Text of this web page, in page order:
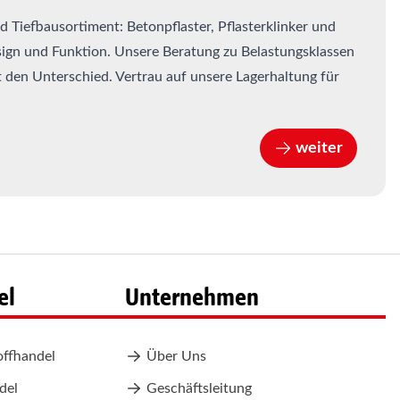
Tiefbausortiment: Betonpflaster, Pflasterklinker und
und Funktion. Unsere Beratung zu Belastungsklassen
Unterschied. Vertrau auf unsere Lagerhaltung für
weiter
Unternehmen
Über Uns
Geschäftsleitung